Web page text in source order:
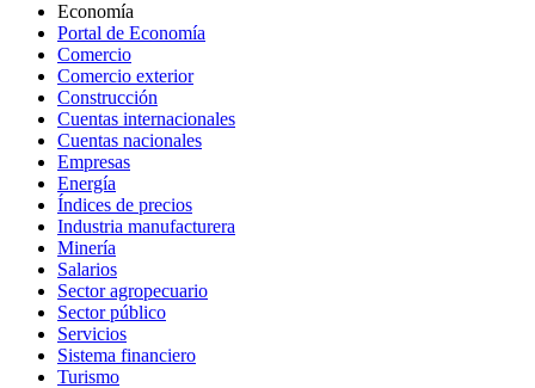
Economía
Portal de Economía
Comercio
Comercio exterior
Construcción
Cuentas internacionales
Cuentas nacionales
Empresas
Energía
Índices de precios
Industria manufacturera
Minería
Salarios
Sector agropecuario
Sector público
Servicios
Sistema financiero
Turismo